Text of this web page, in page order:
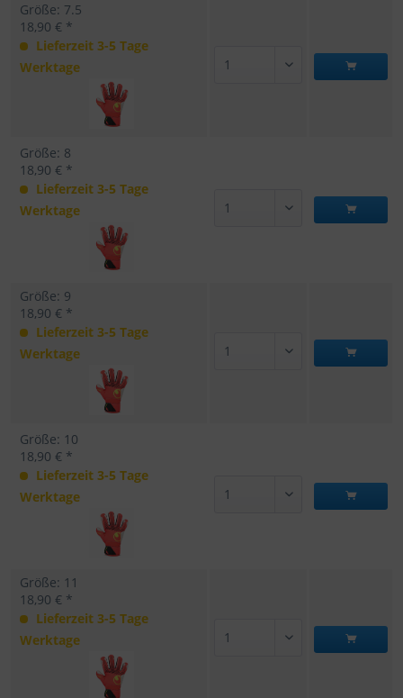
Größe: 7.5
18,90 € *
Lieferzeit 3-5 Tage
Werktage
Größe: 8
18,90 € *
Lieferzeit 3-5 Tage
Werktage
Größe: 9
18,90 € *
Lieferzeit 3-5 Tage
Werktage
Größe: 10
18,90 € *
Lieferzeit 3-5 Tage
Werktage
Größe: 11
18,90 € *
Lieferzeit 3-5 Tage
Werktage